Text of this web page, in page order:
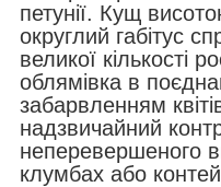
петунії. Кущ
округлий габітус
великої кількості
облямівка в
забарвленням
надзвичайний
неперевершеного
клумбах або